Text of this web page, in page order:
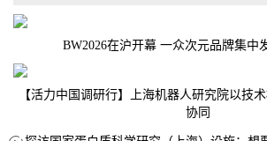
BW2026在沪开幕 一众次元品牌集中
【活力中国调研行】上海机器人研究院以技
协同